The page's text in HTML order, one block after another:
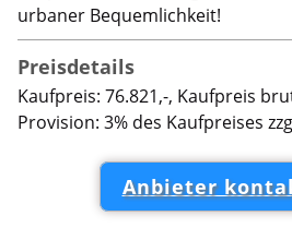
urbaner Bequemlichkeit!
Preisdetails
Kaufpreis: 76.821,-, Kaufpreis
Provision: 3% des Kaufpreises
Anbieter